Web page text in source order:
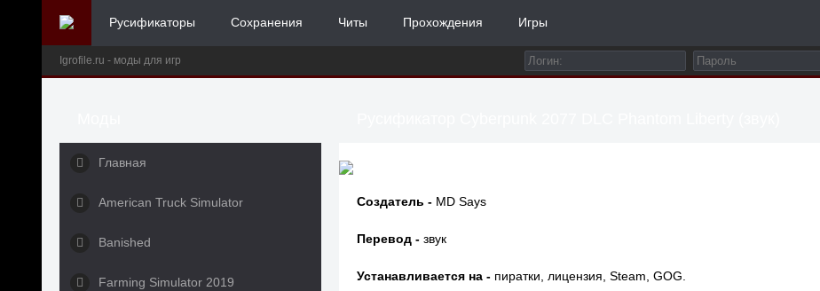
Русификаторы Сохранения Читы Прохождения Игры
Igrofile.ru - моды для игр
Главная
American Truck Simulator
Banished
Farming Simulator 2019
Создатель - MD Says
Перевод - звук
Устанавливается на - пиратки, лицензия, Steam, GOG.